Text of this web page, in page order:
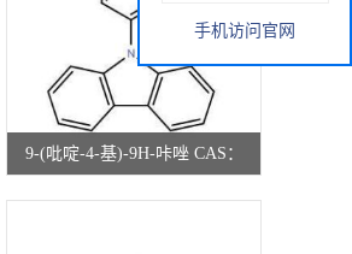
9-(吡啶-4-基)-9H-咔唑 CAS：
130671-88-4 现货供应 高校研究所
手机访问官网